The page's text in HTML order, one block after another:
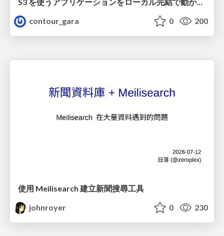
S3 を使うアプリケーションをローカル完結で動かすことに全力を注いでみた / Running S3 Apps Offline
contour_gara
0 200
使用 Meilisearch 建立新聞搜尋工具
johnroyer
0 230